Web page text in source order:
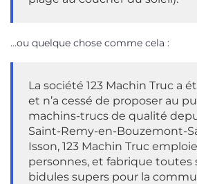
…ou quelque chose comme cela :
La société 123 Machin Truc a
et n’a cessé de proposer au
machins-trucs de qualité
Saint-Remy-en-Bouzemont-
Isson, 123 Machin Truc
personnes, et fabrique toutes
bidules supers pour la